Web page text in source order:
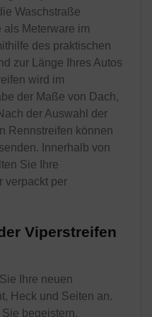
Waschstraße
als Meterware im
des praktischen
zur Länge Ihres Autos
wird im
der Maße von Dach,
der Auswahl der
Rennstreifen können
Innerhalb von
Sie Ihre
verpackt per
Viperstreifen
Ihre neuen
Heck und Seiten an.
begeistern.